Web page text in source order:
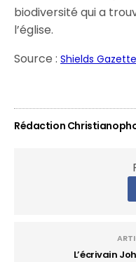
biodiversité qui a
l’église.
Source :Shields Gazette
Rédaction
L’écrivain